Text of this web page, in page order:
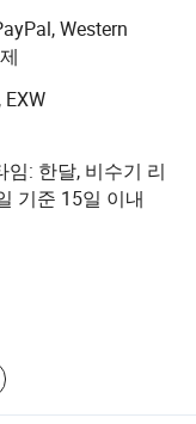
우수성을 바탕
제품이 있습니다.
합하는 회사입니
다. 비용 효율적
질의 실용적인 지
스템인 ISO
했습니다.
등 다양한 지역으
다.
이러한 열정과 사
Western
EXW
임: 한달, 비수기 리
기준 15일 이내